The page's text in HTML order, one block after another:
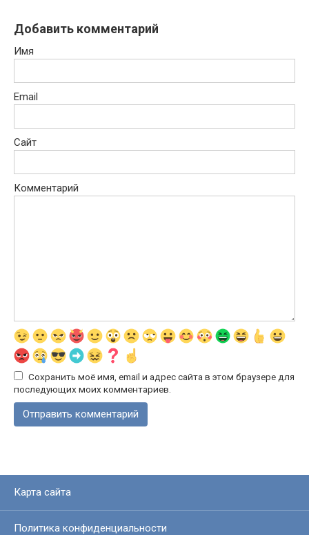
Добавить комментарий
Имя
Email
Сайт
Комментарий
Сохранить моё имя, email и адрес сайта в этом браузере для
последующих моих комментариев.
Карта сайта
Политика конфиденциальности